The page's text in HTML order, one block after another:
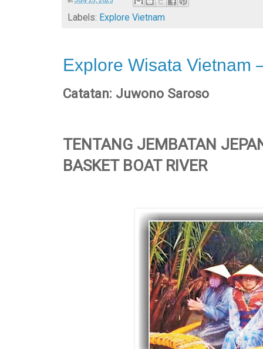
Labels: Explore Vietnam
Explore Wisata Vietnam
Catatan: Juwono Saroso
TENTANG JEMBATAN
BASKET BOAT RIVER